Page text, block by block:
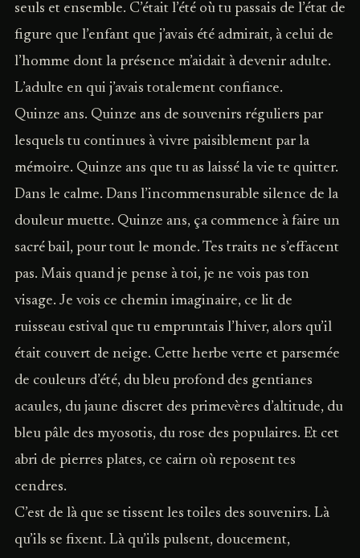
seuls et ensemble. C’était l’été où tu passais de l’état de
figure que l’enfant que j’avais été admirait, à celui de
l’homme dont la présence m’aidait à devenir adulte.
L’adulte en qui j’avais totalement confiance.
Quinze ans. Quinze ans de souvenirs réguliers par
lesquels tu continues à vivre paisiblement par la
mémoire. Quinze ans que tu as laissé la vie te quitter.
Dans le calme. Dans l’incommensurable silence de la
douleur muette. Quinze ans, ça commence à faire un
sacré bail, pour tout le monde. Tes traits ne s’effacent
pas. Mais quand je pense à toi, je ne vois pas ton
visage. Je vois ce chemin imaginaire, ce lit de
ruisseau estival que tu empruntais l’hiver, alors qu’il
était couvert de neige. Cette herbe verte et parsemée
de couleurs d’été, du bleu profond des gentianes
acaules, du jaune discret des primevères d’altitude, du
bleu pâle des myosotis, du rose des populaires. Et cet
abri de pierres plates, ce cairn où reposent tes
cendres.
C’est de là que se tissent les toiles des souvenirs. Là
qu’ils se fixent. Là qu’ils pulsent, doucement,